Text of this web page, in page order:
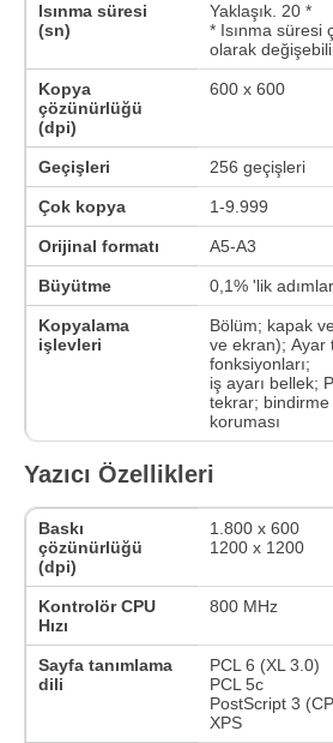
Isınma süresi
(sn)
Yaklaşık. 20 *
* Isınma süresi
olarak
Kopya
çözünürlüğü
(dpi)
600 x 600
Geçişleri 256 geçişleri
Çok kopya 1-9.999
Orijinal formatı A5-A3
Büyütme 0,1% 'lik
Kopyalama
işlevleri
Bölüm; kapak
ve ekran); Ayar
fonksiyonları;
iş ayarı bellek;
tekrar; bindirme
koruması
Yazıcı Özellikleri
Baskı
çözünürlüğü
(dpi)
1.800 x 600
1200 x 1200
Kontrolör CPU
Hızı
800 MHz
Sayfa tanımlama
dili
PCL 6 (XL 3.0)
PCL 5c
PostScript 3
XPS